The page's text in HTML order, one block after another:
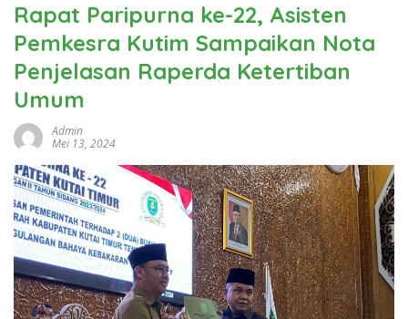
Rapat Paripurna ke-22, Asisten
Pemkesra Kutim Sampaikan Nota
Penjelasan Raperda Ketertiban
Umum
Admin
Mei 13, 2024